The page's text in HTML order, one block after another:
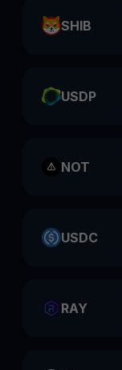
SHIB
USDP
NOT
USDC
RAY